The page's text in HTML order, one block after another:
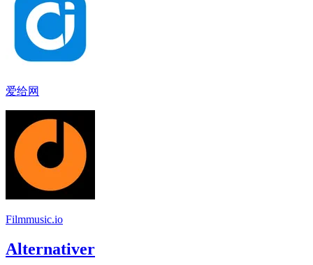
爱给网
Filmmusic.io
Alternativer